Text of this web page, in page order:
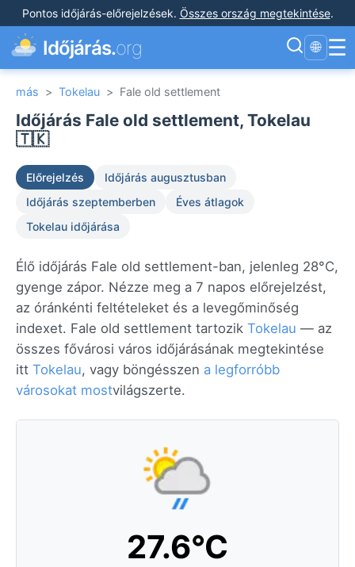
Pontos időjárás-előrejelzések. Összes ország megtekintése.
Időjárás.org 🌐 ☰
más > Tokelau > Fale old settlement
Időjárás Fale old settlement, Tokelau
🇹🇰
Előrejelzés
Időjárás augusztusban
Időjárás szeptemberben
Éves átlagok
Tokelau időjárása
Élő időjárás Fale old settlement-ban, jelenleg 28°C,
gyenge zápor. Nézze meg a 7 napos előrejelzést,
az óránkénti feltételeket és a levegőminőség
indexet. Fale old settlement tartozik Tokelau — az
összes fővárosi város időjárásának megtekintése
itt Tokelau, vagy böngésszen a legforróbb
városokat mostvilágszerte.
27.6°C